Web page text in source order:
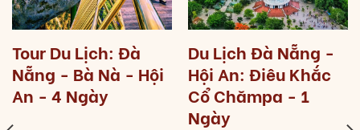
Tour Du Lịch: Đà
Nẵng - Bà Nà - Hội
An - 4 Ngày
Du Lịch Đà Nẵng -
Hội An: Điêu Khắc
Cổ Chămpa - 1
Ngày